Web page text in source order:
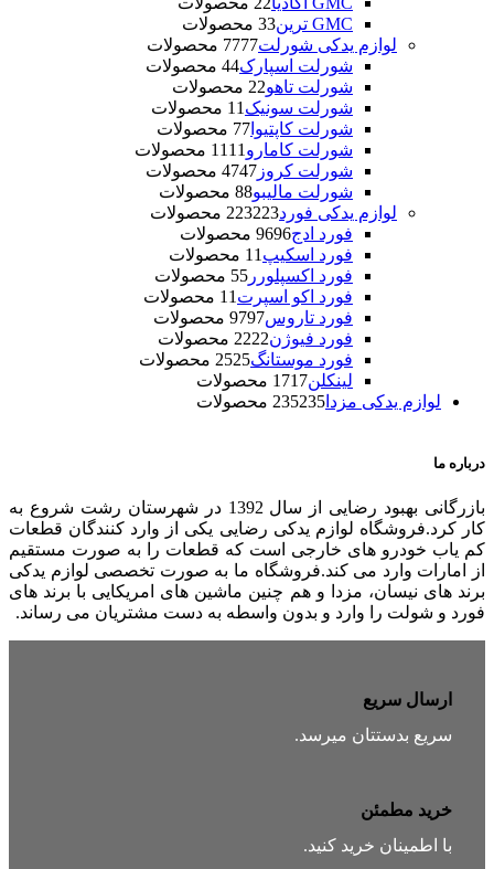
GMC ترین
33 محصولات
لوازم یدکی شورلت
7777 محصولات
شورلت اسپارک 44 محصولات
شورلت تاهو 22 محصولات
شورلت سونیک
1 1 محصولات
شورلت کاپتیوا
77 محصولات
شورلت کامارو
11 11 محصولات
شورلت کروز
4747 محصولات
شورلت مالیبو 88 محصولات
لوازم یدکی فورد
223223 محصولات
فورد ادج
9696 محصولات
فورد اسکیپ
1 1 محصولات
فورد اکسپلورر
55 محصولات
فورد اکو اسپرت
1 1 محصولات
فورد تاروس
9797 محصولات
فورد فیوژن
2222 محصولات
فورد موستانگ
2525 محصولات
لینکلن
1717 محصولات
لوازم یدکی مزدا
235235 محصولات
درباره ما
بازرگانی بهبود رضایی از سال 1392 در شهرستان رشت شروع به
کار کرد.فروشگاه لوازم یدکی رضایی یکی از وارد کنندگان قطعات
کم یاب خودرو های خارجی است که قطعات را به صورت مستقیم
از امارات وارد می کند.فروشگاه ما به صورت تخصصی لوازم یدکی
برند های نیسان، مزدا و هم چنین ماشین های امریکایی با برند های
فورد و شولت را وارد و بدون واسطه به دست مشتریان می رساند.
ارسال سریع
سریع بدستتان میرسد.
خرید مطمئن
با اطمینان خرید کنید.